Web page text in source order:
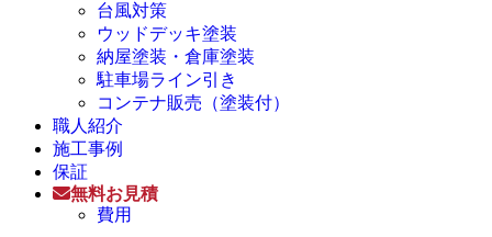
台風対策
ウッドデッキ塗装
納屋塗装・倉庫塗装
駐車場ライン引き
コンテナ販売（塗装付）
職人紹介
施工事例
保証
無料お見積
費用